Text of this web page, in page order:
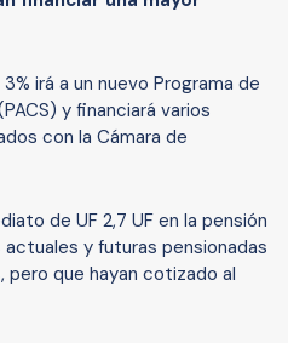
irá a un nuevo Programa de
y financiará varios
con la Cámara de
de UF 2,7 UF en la pensión
actuales y futuras pensionadas
pero que hayan cotizado al